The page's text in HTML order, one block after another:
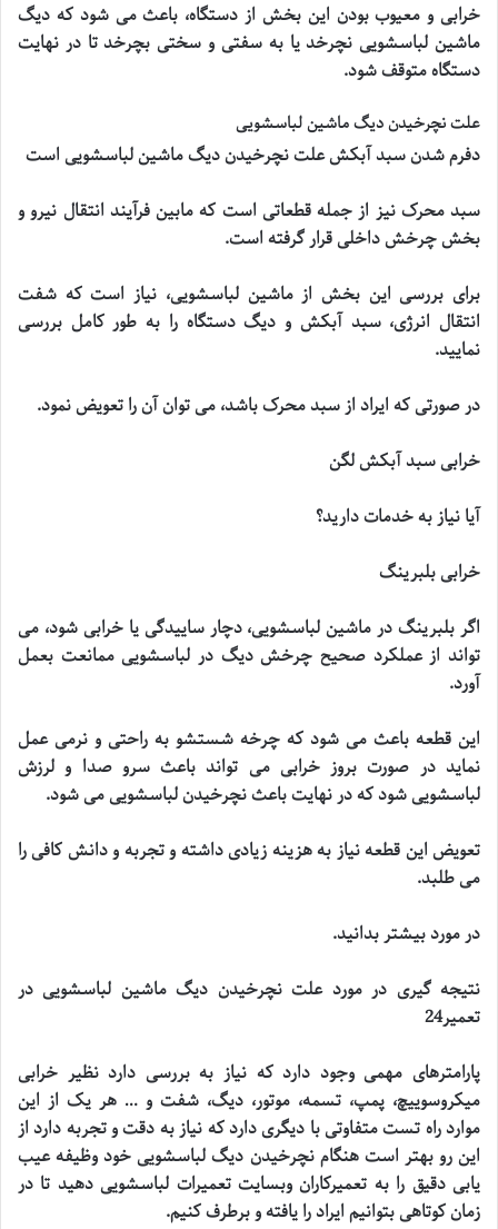
خرابی و معیوب بودن این بخش از دستگاه، باعث می شود که دیگ
ماشین لباسشویی نچرخد یا به سفتی و سختی بچرخد تا در نهایت
دستگاه متوقف شود.
علت نچرخیدن دیگ ماشین لباسشویی
دفرم شدن سبد آبکش علت نچرخیدن دیگ ماشین لباسشویی است
سبد محرک نیز از جمله قطعاتی است که مابین فرآیند انتقال نیرو و
بخش چرخش داخلی قرار گرفته است.
برای بررسی این بخش از ماشین لباسشویی، نیاز است که شفت
انتقال انرژی، سبد آبکش و دیگ دستگاه را به طور کامل بررسی
نمایید.
در صورتی که ایراد از سبد محرک باشد، می توان آن را تعویض نمود.
خرابی سبد آبکش لگن
آیا نیاز به خدمات دارید؟
خرابی بلبرینگ
اگر بلبرینگ در ماشین لباسشویی، دچار ساییدگی یا خرابی شود، می
تواند از عملکرد صحیح چرخش دیگ در لباسشویی ممانعت بعمل
آورد.
این قطعه باعث می شود که چرخه شستشو به راحتی و نرمی عمل
نماید در صورت بروز خرابی می تواند باعث سرو صدا و لرزش
لباسشویی شود که در نهایت باعث نچرخیدن لباسشویی می شود.
تعویض این قطعه نیاز به هزینه زیادی داشته و تجربه و دانش کافی را
می طلبد.
در مورد بیشتر بدانید.
نتیجه گیری در مورد علت نچرخیدن دیگ ماشین لباسشویی در
تعمیر24
پارامترهای مهمی وجود دارد که نیاز به بررسی دارد نظیر خرابی
میکروسوییچ، پمپ، تسمه، موتور، دیگ، شفت و … هر یک از این
موارد راه تست متفاوتی با دیگری دارد که نیاز به دقت و تجربه دارد از
این رو بهتر است هنگام نچرخیدن دیگ لباسشویی خود وظیفه عیب
یابی دقیق را به تعمیرکاران وبسایت تعمیرات لباسشویی دهید تا در
زمان کوتاهی بتوانیم ایراد را یافته و برطرف کنیم.